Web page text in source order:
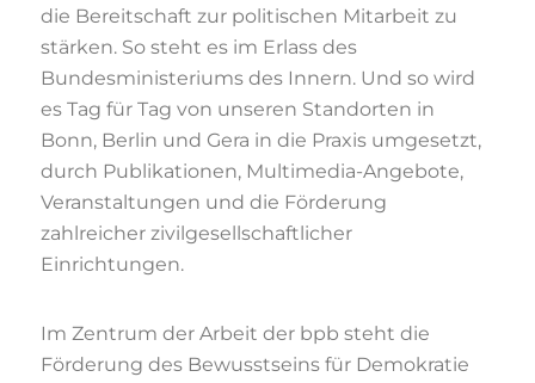
die Bereitschaft zur politischen Mitarbeit zu
stärken. So steht es im Erlass des
Bundesministeriums des Innern. Und so wird
es Tag für Tag von unseren Standorten in
Bonn, Berlin und Gera in die Praxis umgesetzt,
durch Publikationen, Multimedia-Angebote,
Veranstaltungen und die Förderung
zahlreicher zivilgesellschaftlicher
Einrichtungen.
Im Zentrum der Arbeit der bpb steht die
Förderung des Bewusstseins für Demokratie